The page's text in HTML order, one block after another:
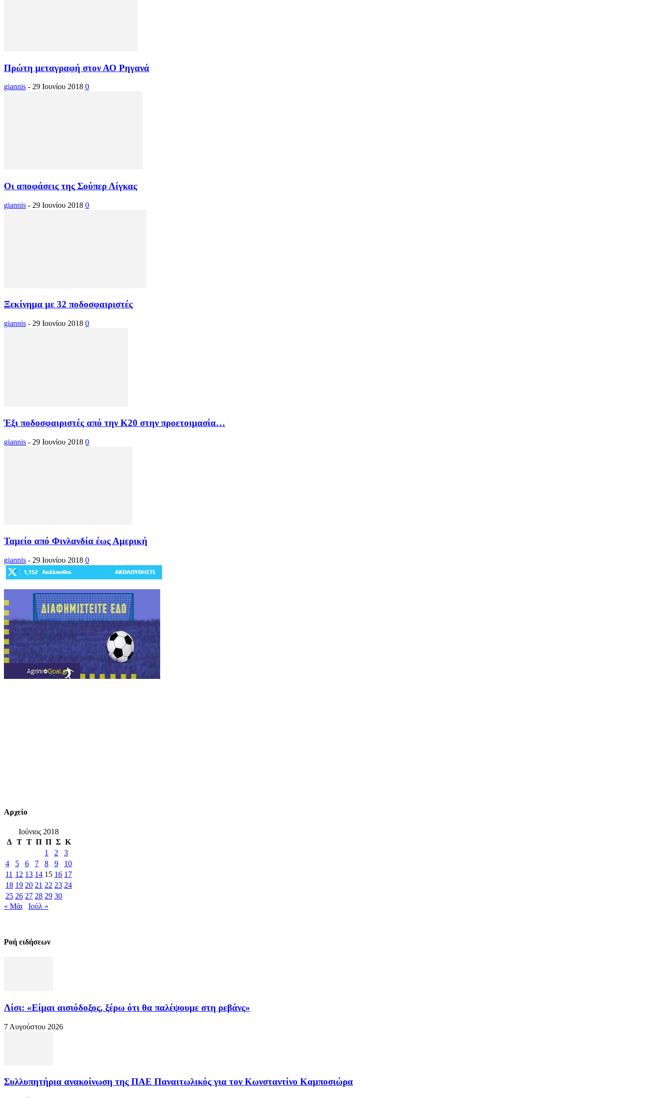
Πρώτη μεταγραφή στον ΑΟ Ρηγανά
giannis - 29 Ιουνίου 2018 0
Οι αποφάσεις της Σούπερ Λίγκας
giannis - 29 Ιουνίου 2018 0
Ξεκίνημα με 32 ποδοσφαιριστές
giannis - 29 Ιουνίου 2018 0
Έξι ποδοσφαιριστές από την Κ20 στην προετοιμασία…
giannis - 29 Ιουνίου 2018 0
Ταμείο από Φινλανδία έως Αμερική
giannis - 29 Ιουνίου 2018 0
Αρχείο
Ιούνιος 2018
Δ Τ Τ Π Π Σ Κ
1
2
3
4
5 6 7 8 9
10
11 12 13 14 15 16 17
18 19 20 21 22 23 24
25 26 27 28 29 30
« Μάι
Ιούλ »
Ροή ειδήσεων
Λίσι: «Είμαι αισιόδοξος, ξέρω ότι θα παλέψουμε στη ρεβάνς»
7 Αυγούστου 2026
Συλλυπητήρια ανακοίνωση της ΠΑΕ Παναιτωλικός για τον Κωνσταντίνο Καμποσιώρα